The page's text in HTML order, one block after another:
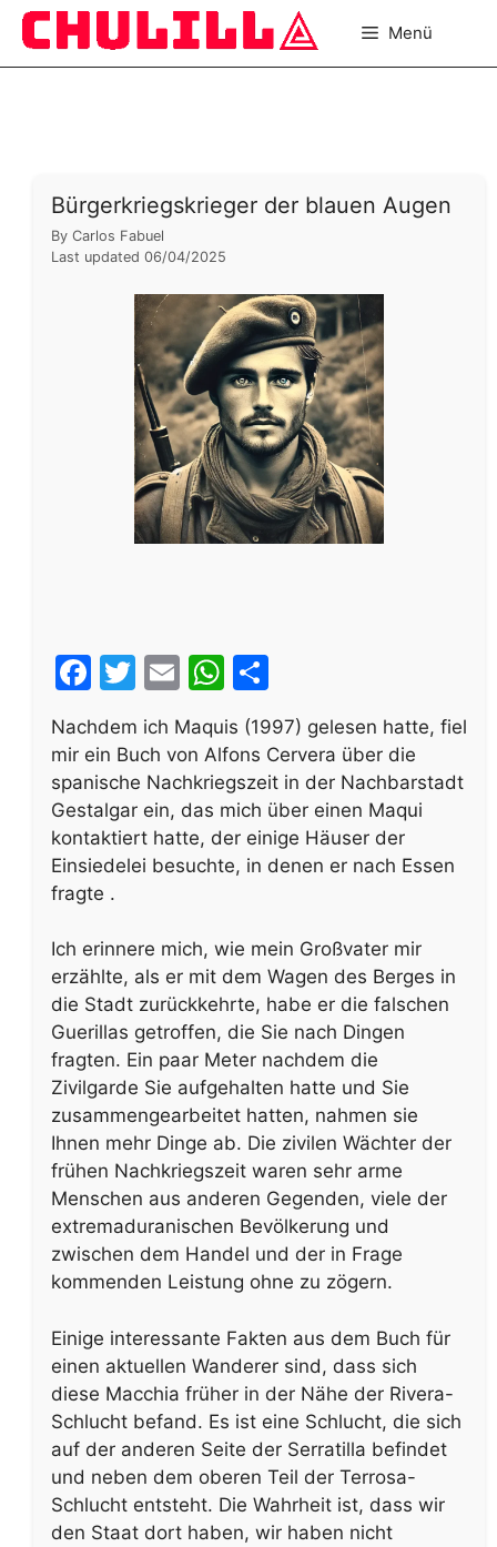
Zum
Inhalt
springen
Menü
Bürgerkriegskrieger der blauen Augen
By Carlos Fabuel
Last updated 06/04/2025
F
a
c
e
b
o
o
T
w
itt
er
E
m
ai
l
W
h
at
s
A
p
p
h
ar
e
Nachdem ich Maquis (1997) gelesen hatte, fiel
mir ein Buch von Alfons Cervera über die
spanische Nachkriegszeit in der Nachbarstadt
Gestalgar ein, das mich über einen Maqui
kontaktiert hatte, der einige Häuser der
Einsiedelei besuchte, in denen er nach Essen
fragte .
Ich erinnere mich, wie mein Großvater mir
erzählte, als er mit dem Wagen des Berges in
die Stadt zurückkehrte, habe er die falschen
Guerillas getroffen, die Sie nach Dingen
fragten. Ein paar Meter nachdem die
Zivilgarde Sie aufgehalten hatte und Sie
zusammengearbeitet hatten, nahmen sie
Ihnen mehr Dinge ab. Die zivilen Wächter der
frühen Nachkriegszeit waren sehr arme
Menschen aus anderen Gegenden, viele der
extremaduranischen Bevölkerung und
zwischen dem Handel und der in Frage
kommenden Leistung ohne zu zögern.
Einige interessante Fakten aus dem Buch für
einen aktuellen Wanderer sind, dass sich
diese Macchia früher in der Nähe der Rivera-
Schlucht befand. Es ist eine Schlucht, die sich
auf der anderen Seite der Serratilla befindet
und neben dem oberen Teil der Terrosa-
Schlucht entsteht. Die Wahrheit ist, dass wir
den Staat dort haben, wir haben nicht